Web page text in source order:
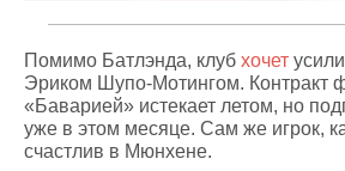
Помимо Батлэнда, клуб хочет
Эриком Шупо-Мотингом. Контракт
«Баварией» истекает летом, но
уже в этом месяце. Сам же игрок,
счастлив в Мюнхене.